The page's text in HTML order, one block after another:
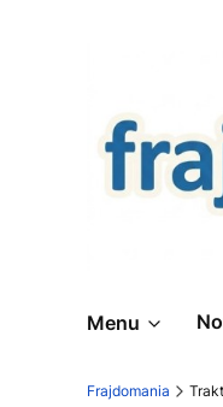
Menu
Frajdomania